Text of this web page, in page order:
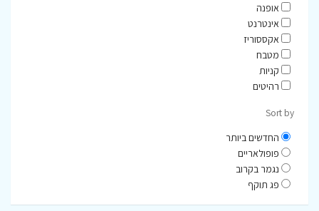
אופנה
אינטרנט
אקססוריז
מטבח
קניות
רהיטים
Sort by
החדשים ביותר
פופולאריים
נגמר בקרוב
פג תוקף